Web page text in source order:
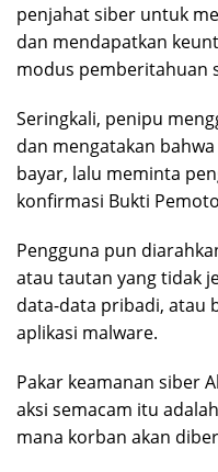
penjahat siber untuk
dan mendapatkan
modus pemberitahuan
Seringkali, penipu
dan mengatakan
bayar, lalu meminta
konfirmasi Bukti
Pengguna pun
atau tautan yang tidak
data-data pribadi, atau
aplikasi malware.
Pakar keamanan siber
aksi semacam itu
mana korban akan